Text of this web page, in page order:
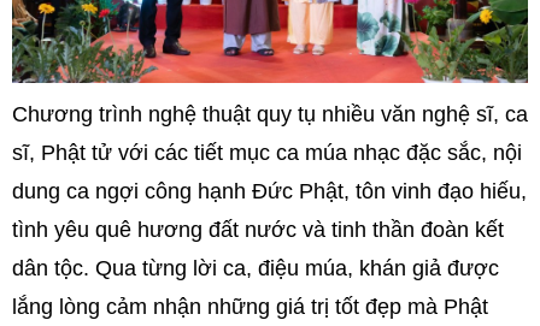
Chương trình nghệ thuật quy tụ nhiều văn nghệ sĩ, ca
sĩ, Phật tử với các tiết mục ca múa nhạc đặc sắc, nội
dung ca ngợi công hạnh Đức Phật, tôn vinh đạo hiếu,
tình yêu quê hương đất nước và tinh thần đoàn kết
dân tộc. Qua từng lời ca, điệu múa, khán giả được
lắng lòng cảm nhận những giá trị tốt đẹp mà Phật